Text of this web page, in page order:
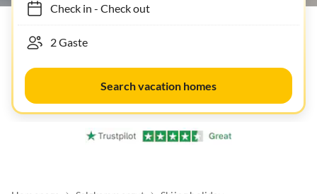
Check in- Check out
Search vacation homes